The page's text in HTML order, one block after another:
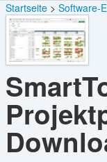
Startseite Software-